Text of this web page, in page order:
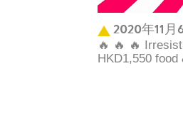
2020年11月
🔥 🔥 🔥
HKD1,550